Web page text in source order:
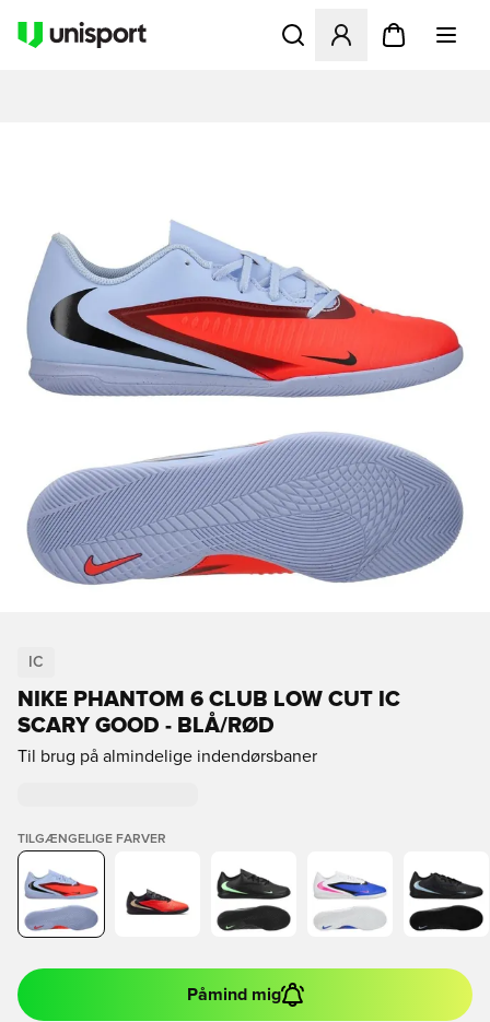
Åbner en Modal til at
IC
NIKE PHANTOM 6 CLUB LOW CUT IC
SCARY GOOD - BLÅ/RØD
Til brug på almindelige indendørsbaner
TILGÆNGELIGE FARVER
Påmind mig